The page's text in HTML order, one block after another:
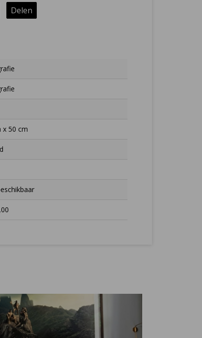
Delen
x 50 cm